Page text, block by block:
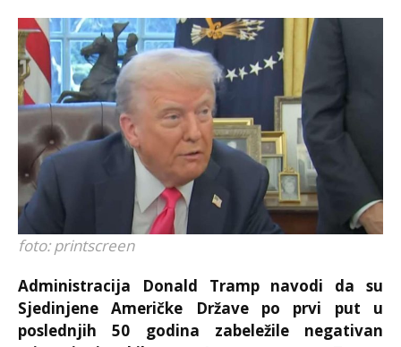
foto: printscreen
Administracija Donald Trampnavodi da su
Sjedinjene Američke Države po prvi put u
poslednjih 50 godina zabeležile negativan